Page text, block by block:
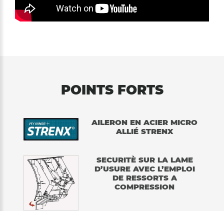
POINTS FORTS
AILERON EN ACIER MICRO
ALLIÉ STRENX
SECURITÈ SUR LA LAME
D’USURE AVEC L’EMPLOI
DE RESSORTS A
COMPRESSION